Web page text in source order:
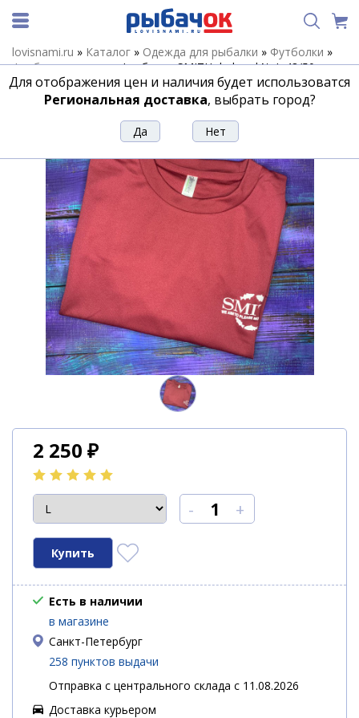
lovisnami.ru » Каталог » Одежда для рыбалки » Футболки »
Футболки разные»Футболка SMITH dark red № L 48/50
Футболка SMITH dark red № L 48/50
2 250 ₽
- +
Есть в наличии
в магазине
Санкт-Петербург
258 пунктов выдачи
Отправка с центрального склада с 11.08.2026
Доставка курьером
Для отображения цен и наличия будет использоватся
Региональная доставка, выбрать город?